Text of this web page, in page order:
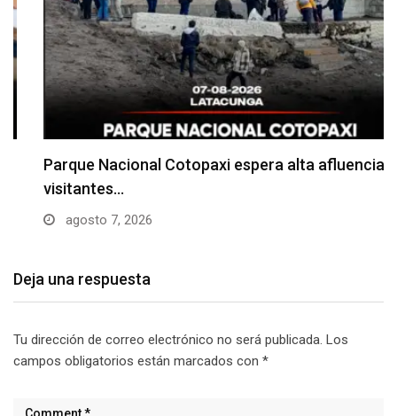
Parque Nacional Cotopaxi espera alta afluencia de
visitantes…
agosto 7, 2026
Deja una respuesta
Tu dirección de correo electrónico no será publicada. Los
campos obligatorios están marcados con *